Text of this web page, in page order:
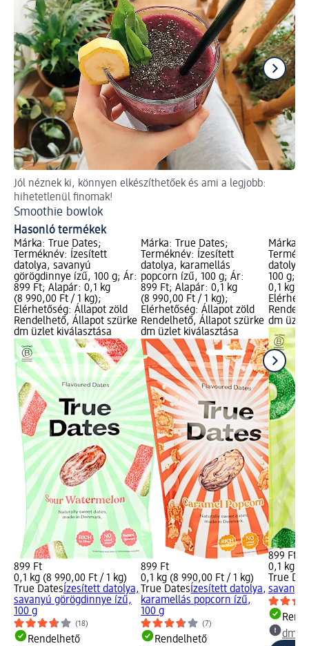
Jól néznek ki, könnyen elkészíthetőek és ami a legjobb:
hihetetlenül finomak!
Smoothie bowlok
Hasonló termékek
Márka: True Dates;
Terméknév: Ízesített
datolya, savanyú
görögdinnye ízű, 100 g; Ár:
899 Ft; Alapár: 0,1 kg
(8 990,00 Ft / 1 kg);
Elérhetőség: Állapot zöld
Rendelhető, Állapot szürke
dm üzlet kiválasztása
899 Ft
0,1 kg (8 990,00 Ft / 1 kg)
True Dates Ízesített datolya,
savanyú görögdinnye ízű,
100 g
(18)
Rendelhető
Márka: True Dates;
Terméknév: Ízesített
datolya, karamellás
popcorn ízű, 100 g; Ár:
899 Ft; Alapár: 0,1 kg
(8 990,00 Ft / 1 kg);
Elérhetőség: Állapot zöld
Rendelhető, Állapot szürke
dm üzlet kiválasztása
899 Ft
0,1 kg (8 990,00 Ft / 1 kg)
True Dates Ízesített datolya,
karamellás popcorn ízű,
100 g
(7)
Rendelhető
Márka:
datolya,
100 g;
0,1 kg
dm
899 Ft
0,1 kg
True
savanyú
dm